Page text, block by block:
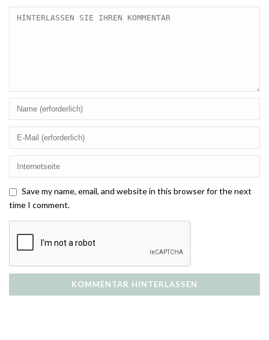
Save my name, email, and website in this browser for the next
time I comment.